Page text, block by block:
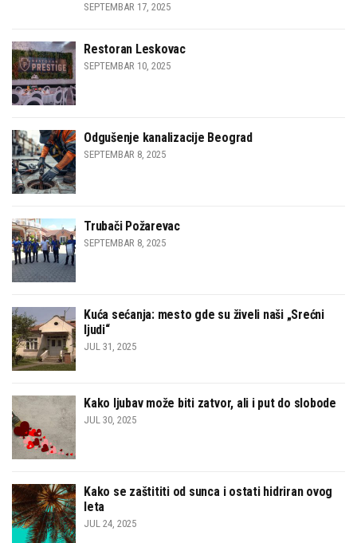
SEPTEMBAR 17, 2025
Restoran Leskovac
SEPTEMBAR 10, 2025
Odgušenje kanalizacije Beograd
SEPTEMBAR 8, 2025
Trubači Požarevac
SEPTEMBAR 8, 2025
Kuća sećanja: mesto gde su živeli naši „Srećni
ljudi“
JUL 31, 2025
Kako ljubav može biti zatvor, ali i put do slobode
JUL 30, 2025
Kako se zaštititi od sunca i ostati hidriran ovog
leta
JUL 24, 2025